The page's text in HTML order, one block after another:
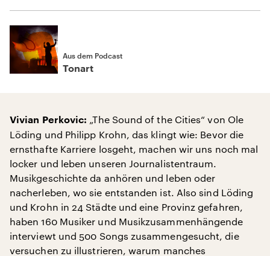
Aus dem Podcast
Tonart
Vivian Perkovic: „The Sound of the Cities“ von Ole
Löding und Philipp Krohn, das klingt wie: Bevor die
ernsthafte Karriere losgeht, machen wir uns noch mal
locker und leben unseren Journalistentraum.
Musikgeschichte da anhören und leben oder
nacherleben, wo sie entstanden ist. Also sind Löding
und Krohn in 24 Städte und eine Provinz gefahren,
haben 160 Musiker und Musikzusammenhängende
interviewt und 500 Songs zusammengesucht, die
versuchen zu illustrieren, warum manches